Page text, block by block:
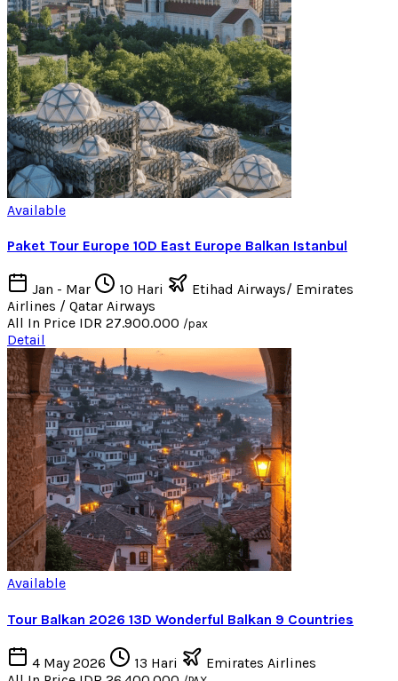
Available
Paket Tour Europe 10D East Europe Balkan Istanbul
Jan - Mar 10 Hari
Etihad Airways/ Emirates
Airlines / Qatar Airways
All In Price IDR 27.900.000 /pax
Detail
Available
Tour Balkan 2026 13D Wonderful Balkan 9 Countries
4 May 2026 13 Hari
Emirates Airlines